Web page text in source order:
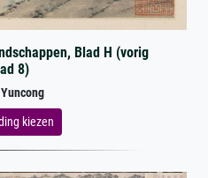
Blad H (vorig
8)
kiezen